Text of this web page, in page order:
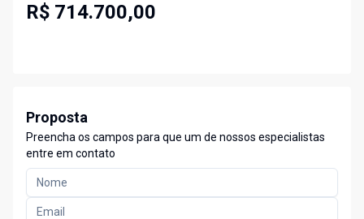
R$ 714.700,00
Proposta
Preencha os campos para que um de nossos especialistas
entre em contato